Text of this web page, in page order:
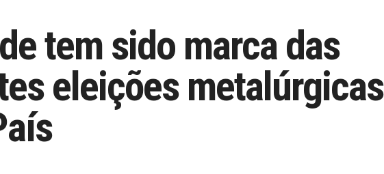
tem sido marca das
eleições metalúrgicas